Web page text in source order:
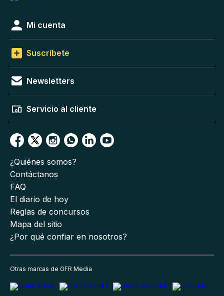
Mi cuenta
Suscríbete
Newsletters
Servicio al cliente
¿Quiénes somos?
Contáctanos
FAQ
El diario de hoy
Reglas de concursos
Mapa del sitio
¿Por qué confiar en nosotros?
Otras marcas de GFR Media